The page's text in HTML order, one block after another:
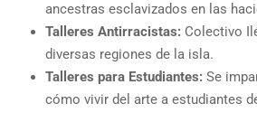
ancestras esclavizados en las
Talleres Antirracistas: Colectivo
diversas regiones de la isla.
Talleres para Estudiantes: Se
cómo vivir del arte a estudiantes